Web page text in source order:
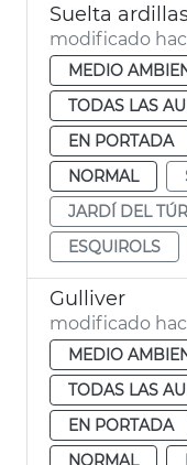
Suelta
modificado
MEDIO
TODAS LAS
EN PORTADA
NORMAL
JARDÍ DEL
ESQUIROLS
Gulliver
modificado
MEDIO
TODAS LAS
EN PORTADA
NORMAL